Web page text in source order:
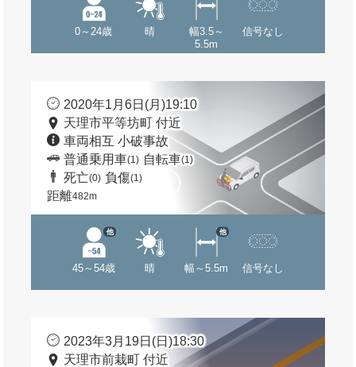
0～24歳 晴
幅3.5～
5.5m
信号なし
2020年1月6日(月)19:10
天理市平等坊町 付近
車両相互 小破事故
普通乗用車(1) 自転車(1)
死亡(0) 負傷(1)
距離482m
45～54歳
他
晴 幅～5.5m
他
信号なし
2023年3月19日(日)18:30
天理市前栽町 付近